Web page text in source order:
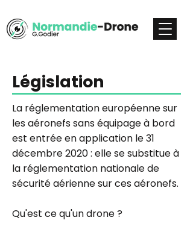
Législation
La réglementation européenne sur
les aéronefs sans équipage à bord
est entrée en application le 31
décembre 2020 : elle se substitue à
la réglementation nationale de
sécurité aérienne sur ces aéronefs.
Qu'est ce qu'un drone ?